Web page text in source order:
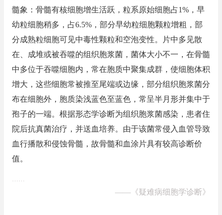
髓象：骨髓有核细胞增生活跃，粒系原始细胞占1%，早
幼粒细胞稍多，占6.5%，部分早幼粒细胞颗粒增粗，部
分成熟粒细胞可见中毒性颗粒和空泡变性。片中多见散
在、成堆或被吞噬的组织胞浆菌，菌体大小不一，在骨髓
中多位于吞噬细胞内，常在胞质中聚集成群，使细胞体积
增大，这些细胞常被推至尾端或边缘，部分组织胞浆菌分
布在细胞外，胞质染浅蓝色至蓝色，常呈半月形并集中于
孢子的一端。根据形态学诊断为组织胞浆菌感染，患者住
院后抗真菌治疗，并送血培养。由于该菌常侵入血管导致
血行播散和侵蚀骨髓，故骨髓和血涂片具有较高诊断价
值。
……
—— 《疑难病细胞学诊断》